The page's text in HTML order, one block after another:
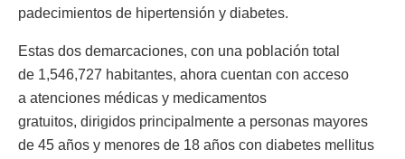
padecimientos de hipertensión y diabetes.
Estas dos demarcaciones, con una población total
de 1,546,727 habitantes, ahora cuentan con acceso
a atenciones médicas y medicamentos
gratuitos, dirigidos principalmente a personas mayores
de 45 años y menores de 18 años con diabetes mellitus